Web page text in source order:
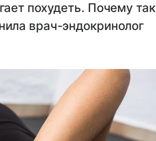
похудеть. Почему так
врач-эндокринолог